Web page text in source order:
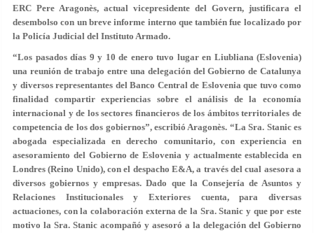
ERC Pere Aragonès, actual vicepresidente del Govern, justificara el
desembolso con un breve informe interno que también fue localizado por
la Policía Judicial del Instituto Armado.
“Los pasados días 9 y 10 de enero tuvo lugar en Liubliana (Eslovenia)
una reunión de trabajo entre una delegación del Gobierno de Catalunya
y diversos representantes del Banco Central de Eslovenia que tuvo como
finalidad compartir experiencias sobre el análisis de la economía
internacional y de los sectores financieros de los ámbitos territoriales de
competencia de los dos gobiernos”, escribió Aragonès. “La Sra. Stanic es
abogada especializada en derecho comunitario, con experiencia en
asesoramiento del Gobierno de Eslovenia y actualmente establecida en
Londres (Reino Unido), con el despacho E&A, a través del cual asesora a
diversos gobiernos y empresas. Dado que la Consejería de Asuntos y
Relaciones Institucionales y Exteriores cuenta, para diversas
actuaciones, con la colaboración externa de la Sra. Stanic y que por este
motivo la Sra. Stanic acompañó y asesoró a la delegación del Gobierno